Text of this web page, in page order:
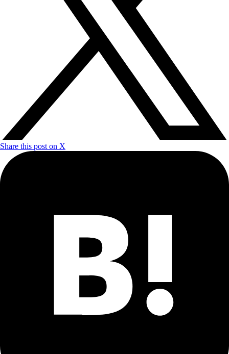
Share this post on X